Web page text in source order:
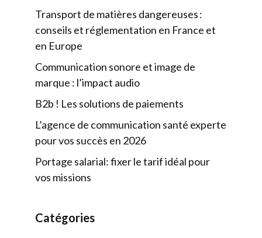
Transport de matières dangereuses :
conseils et réglementation en France et
en Europe
Communication sonore et image de
marque : l’impact audio
B2b ! Les solutions de paiements
L’agence de communication santé experte
pour vos succès en 2026
Portage salarial: fixer le tarif idéal pour
vos missions
Catégories